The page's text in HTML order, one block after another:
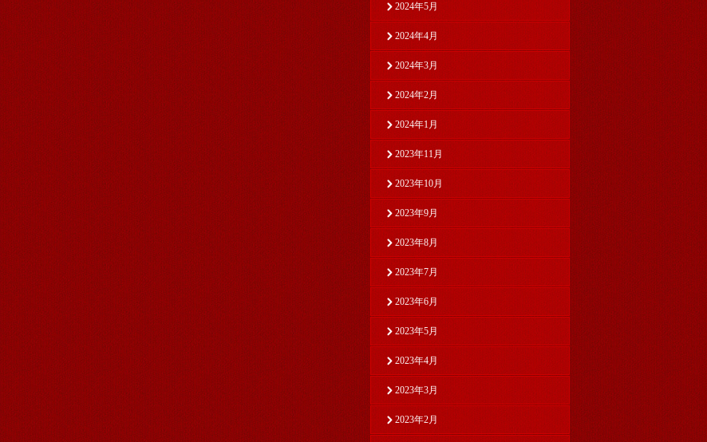
2024年5月
2024年4月
2024年3月
2024年2月
2024年1月
2023年11月
2023年10月
2023年9月
2023年8月
2023年7月
2023年6月
2023年5月
2023年4月
2023年3月
2023年2月